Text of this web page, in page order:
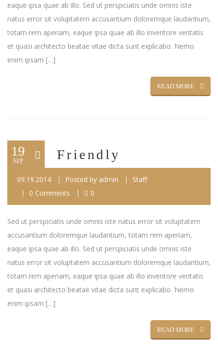
eaque ipsa quae ab illo. Sed ut perspiciatis unde omnis iste
natus error sit voluptatem accusantium doloremque laudantium,
totam rem aperiam, eaque ipsa quae ab illo inventore veritatis
et quasi architecto beatae vitae dicta sunt explicabo. Nemo
enim ipsam […]
READ MORE
19
SEP Friendly
09.19.2014 Posted by admin
Staff
0 Comments
0
Sed ut perspiciatis unde omnis iste natus error sit voluptatem
accusantium doloremque laudantium, totam rem aperiam,
eaque ipsa quae ab illo. Sed ut perspiciatis unde omnis iste
natus error sit voluptatem accusantium doloremque laudantium,
totam rem aperiam, eaque ipsa quae ab illo inventore veritatis
et quasi architecto beatae vitae dicta sunt explicabo. Nemo
enim ipsam […]
READ MORE